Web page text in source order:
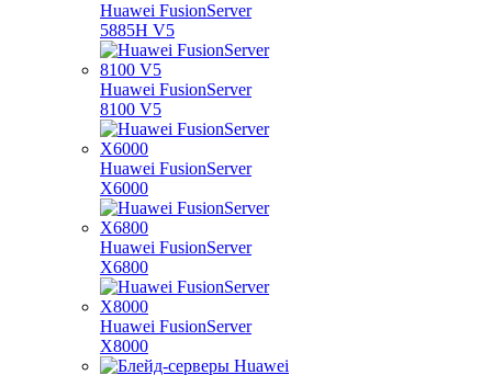
Huawei FusionServer
5885H V5
Huawei FusionServer
8100 V5
Huawei FusionServer
X6000
Huawei FusionServer
X6800
Huawei FusionServer
X8000